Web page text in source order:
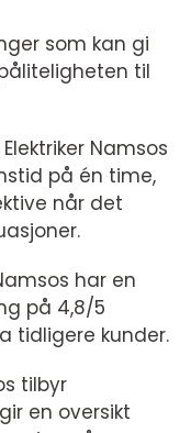
som kan gi
til
Namsos
på én time,
når det
har en
på 4,8/5
tidligere kunder.
tilbyr
en oversikt